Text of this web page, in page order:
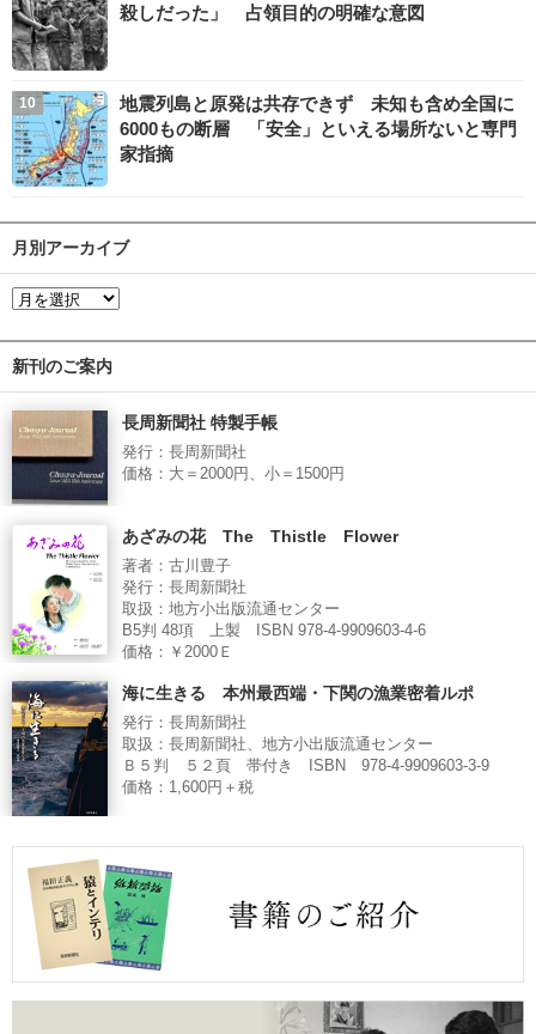
殺しだった」 占領目的の明確な意図
地震列島と原発は共存できず 未知も含め全国に
6000もの断層 「安全」といえる場所ないと専門
家指摘
月別アーカイブ
新刊のご案内
長周新聞社 特製手帳
発行：長周新聞社
価格：大＝2000円、小＝1500円
あざみの花 The Thistle Flower
著者：古川豊子
発行：長周新聞社
取扱：地方小出版流通センター
B5判 48項 上製 ISBN 978-4-9909603-4-6
価格：￥2000Ｅ
海に生きる 本州最西端・下関の漁業密着ルポ
発行：長周新聞社
取扱：長周新聞社、地方小出版流通センター
Ｂ５判 ５２頁 帯付き ISBN 978-4-9909603-3-9
価格：1,600円＋税